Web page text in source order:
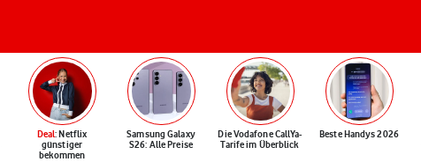
Deal: Netflix
günstiger
bekommen
Samsung Galaxy
S26: Alle Preise
Die Vodafone CallYa-
Tarife im Überblick
Beste Handys 2026